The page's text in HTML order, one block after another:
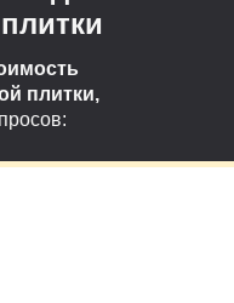
плитки,